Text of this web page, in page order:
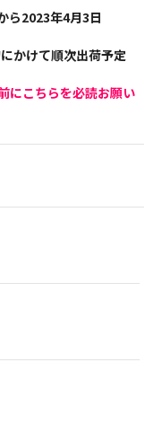
ら2023年4月3日
かけて順次出荷予定
にこちらを必読お願い